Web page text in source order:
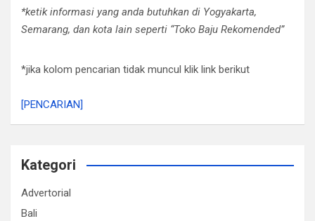
*ketik informasi yang anda butuhkan di Yogyakarta,
Semarang, dan kota lain seperti “Toko Baju Rekomended”
*jika kolom pencarian tidak muncul klik link berikut
[PENCARIAN]
Kategori
Advertorial
Bali